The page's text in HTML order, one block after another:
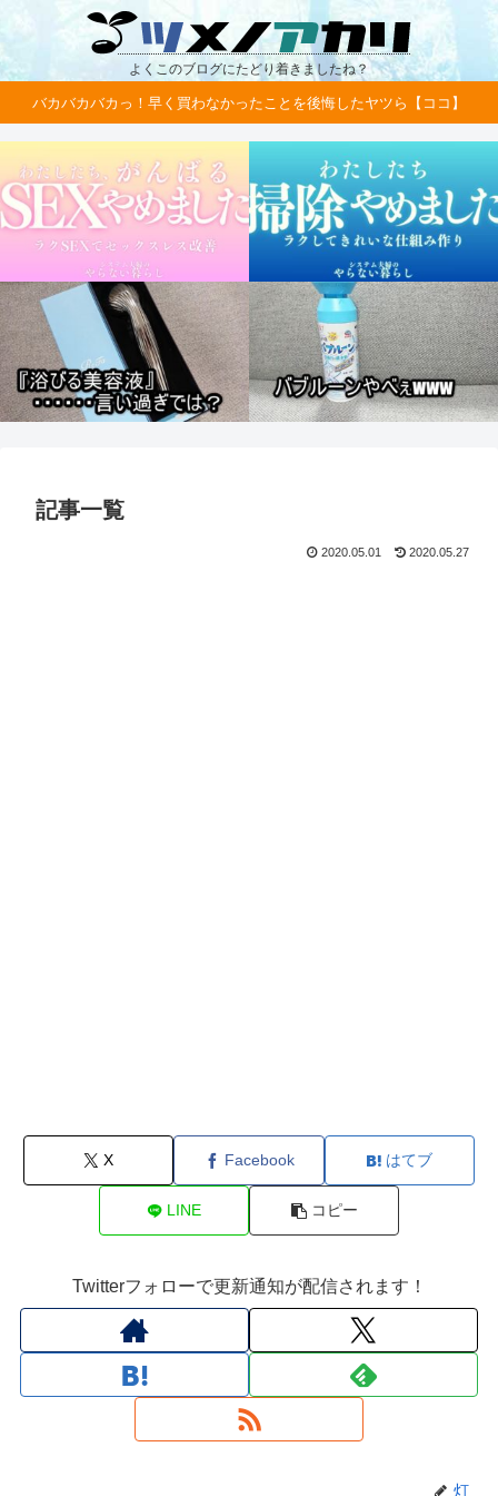
よくこのブログにたどり着きましたね？
バカバカバカっ！早く買わなかったことを後悔したヤツら【ココ】
記事一覧
2020.05.01 2020.05.27
X Facebook はてブ
LINE コピー
Twitterフォローで更新通知が配信されます！
灯